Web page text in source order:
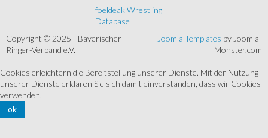
foeldeak Wrestling
Database
Copyright © 2025 - Bayerischer
Ringer-Verband e.V.
Joomla Templates by Joomla-
Monster.com
Cookies erleichtern die Bereitstellung unserer Dienste. Mit der Nutzung
unserer Dienste erklären Sie sich damit einverstanden, dass wir Cookies
verwenden.
ok